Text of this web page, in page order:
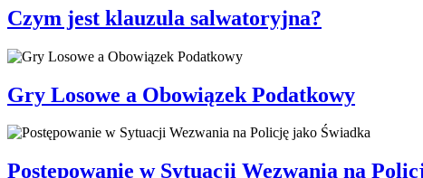
Czym jest klauzula salwatoryjna?
Gry Losowe a Obowiązek Podatkowy
Postępowanie w Sytuacji Wezwania na